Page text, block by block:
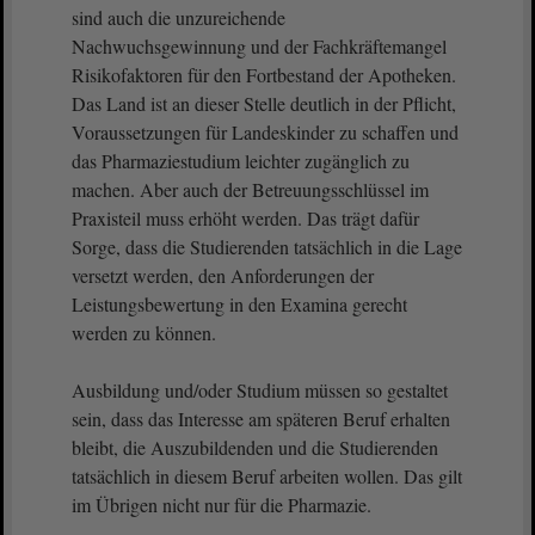
sind auch die unzureichende
Nachwuchsgewinnung und der Fachkräftemangel
Risikofaktoren für den Fortbestand der Apotheken.
Das Land ist an dieser Stelle deutlich in der Pflicht,
Voraussetzungen für Landeskinder zu schaffen und
das Pharmaziestudium leichter zugänglich zu
machen. Aber auch der Betreuungsschlüssel im
Praxisteil muss erhöht werden. Das trägt dafür
Sorge, dass die Studierenden tatsächlich in die Lage
versetzt werden, den Anforderungen der
Leistungsbewertung in den Examina gerecht
werden zu können.
Ausbildung und/oder Studium müssen so gestaltet
sein, dass das Interesse am späteren Beruf erhalten
bleibt, die Auszubildenden und die Studierenden
tatsächlich in diesem Beruf arbeiten wollen. Das gilt
im Übrigen nicht nur für die Pharmazie.